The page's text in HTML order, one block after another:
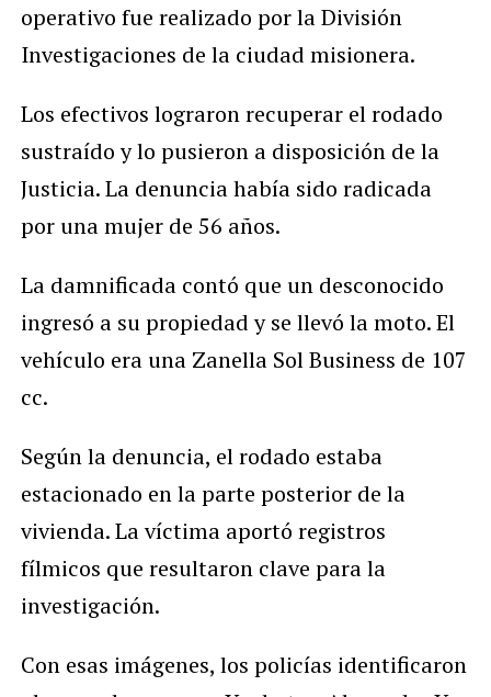
operativo fue realizado por la División
Investigaciones de la ciudad misionera.
Los efectivos lograron recuperar el rodado
sustraído y lo pusieron a disposición de la
Justicia. La denuncia había sido radicada
por una mujer de 56 años.
La damnificada contó que un desconocido
ingresó a su propiedad y se llevó la moto. El
vehículo era una Zanella Sol Business de 107
cc.
Según la denuncia, el rodado estaba
estacionado en la parte posterior de la
vivienda. La víctima aportó registros
fílmicos que resultaron clave para la
investigación.
Con esas imágenes, los policías identificaron